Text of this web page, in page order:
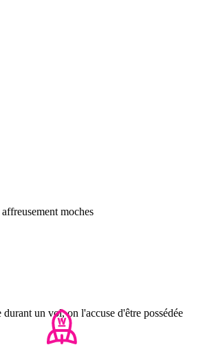
moches
un vol, on l'accuse d'être possédée